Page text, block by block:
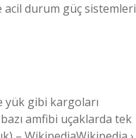
acil durum güç sistemleri
yük gibi kargoları
amfibi uçaklarda tek